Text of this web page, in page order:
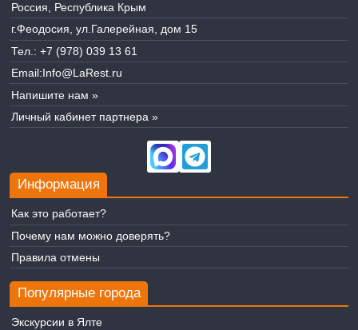
Россия, Республика Крым
г.Феодосия, ул.Галерейная, дом 15
Тел.: +7 (978) 039 13 61
Email:Info@LaRest.ru
Напишите нам »
Личный кабинет партнера »
Информация
Как это работает?
Почему нам можно доверять?
Правила отмены
Популярные города
Экскурсии в Ялте